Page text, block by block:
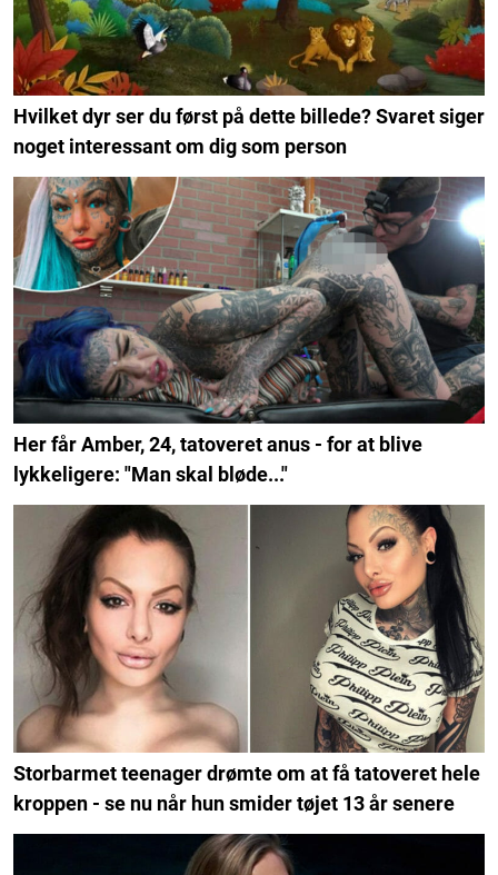
Hvilket dyr ser du først på dette billede? Svaret siger
noget interessant om dig som person
Her får Amber, 24, tatoveret anus - for at blive
lykkeligere: "Man skal bløde..."
Storbarmet teenager drømte om at få tatoveret hele
kroppen - se nu når hun smider tøjet 13 år senere